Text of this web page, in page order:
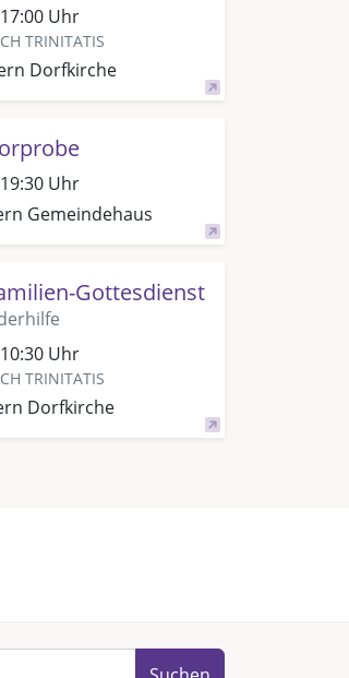
Uhr
TRINITATIS
Dorfkirche
Uhr
Gemeindehaus
Gottesdienst
Uhr
TRINITATIS
Dorfkirche